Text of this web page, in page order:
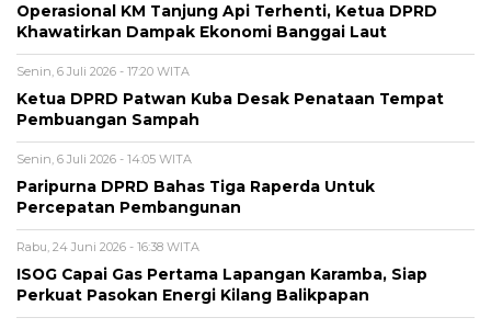
Operasional KM Tanjung Api Terhenti, Ketua DPRD
Khawatirkan Dampak Ekonomi Banggai Laut
Senin, 6 Juli 2026 - 17:20 WITA
Ketua DPRD Patwan Kuba Desak Penataan Tempat
Pembuangan Sampah
Senin, 6 Juli 2026 - 14:05 WITA
Paripurna DPRD Bahas Tiga Raperda Untuk
Percepatan Pembangunan
Rabu, 24 Juni 2026 - 16:38 WITA
ISOG Capai Gas Pertama Lapangan Karamba, Siap
Perkuat Pasokan Energi Kilang Balikpapan